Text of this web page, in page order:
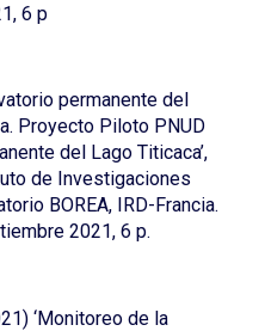
6 p
permanente del
Proyecto Piloto PNUD
del Lago Titicaca’,
de Investigaciones
BOREA, IRD-Francia.
2021, 6 p.
‘Monitoreo de la